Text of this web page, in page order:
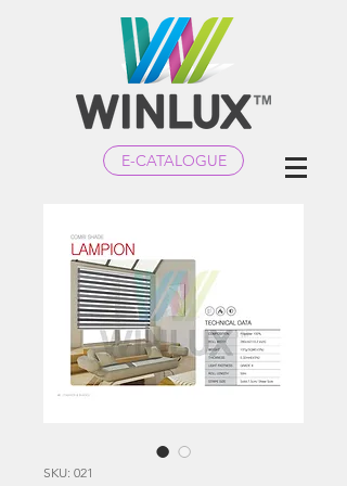
E-CATALOGUE
SKU: 021